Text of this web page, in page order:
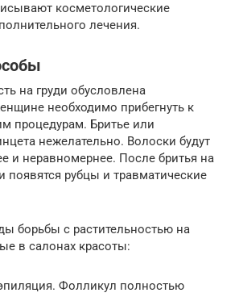
косметологические
лечения.
на груди обусловлена
необходимо прибегнуть к
процедурам. Бритье или
нежелательно. Волоски будут
и неравномернее. После бритья на
появятся рубцы и травматические
борьбы с растительностью на
в салонах красоты:
Фолликул полностью